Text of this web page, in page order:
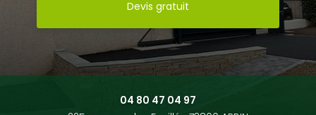
Devis gratuit
04 80 47 04 97